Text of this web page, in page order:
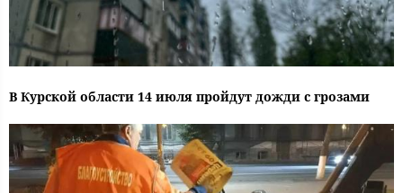
В Курской области 14 июля пройдут дожди с грозами